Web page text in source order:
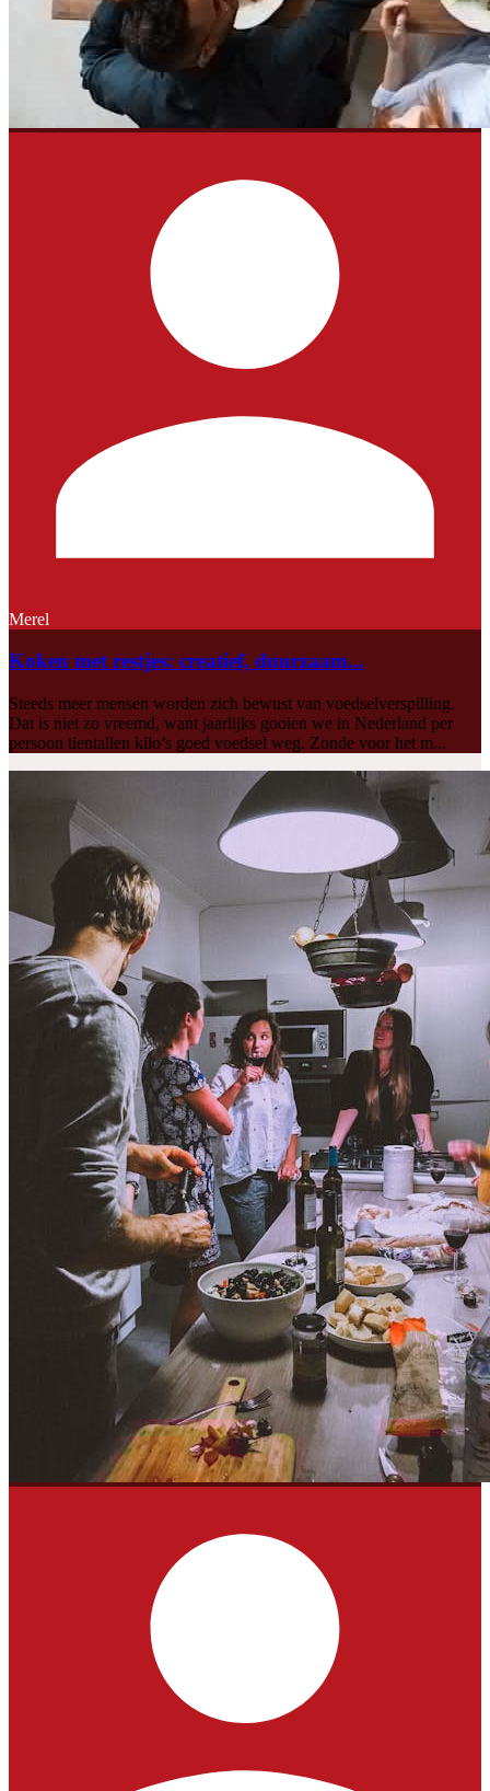
Merel
Koken met restjes: creatief, duurzaam...
Steeds meer mensen worden zich bewust van voedselverspilling.
Dat is niet zo vreemd, want jaarlijks gooien we in Nederland per
persoon tientallen kilo’s goed voedsel weg. Zonde voor het m...